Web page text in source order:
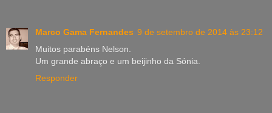
Marco Gama Fernandes 9 de setembro de 2014 às 23:12
Muitos parabéns Nelson.
Um grande abraço e um beijinho da Sónia.
Responder